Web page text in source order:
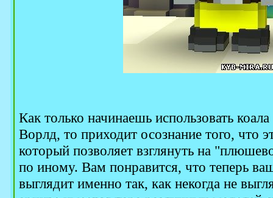
Как только начинаешь использовать
Ворлд, то приходит осознание того, что
который позволяет взглянуть на
по иному. Вам понравится, что теперь
выглядит именно так, как некогда не